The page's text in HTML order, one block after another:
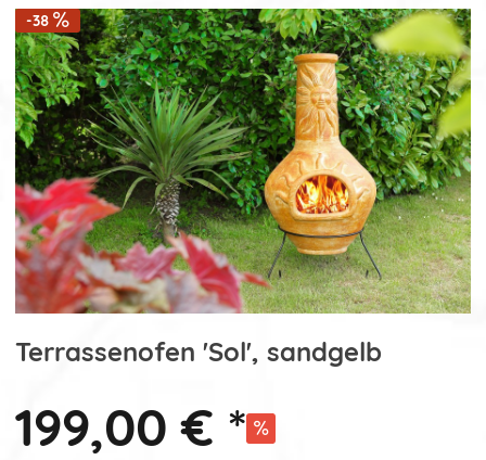
-38
Terrassenofen 'Sol', sandgelb
199,00 € *